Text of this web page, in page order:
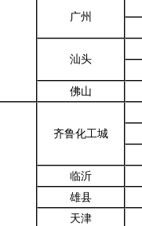
广州
汕头
佛山
齐鲁化工城
临沂
雄县
天津